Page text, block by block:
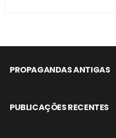
PROPAGANDAS ANTIGAS
PUBLICAÇÕES RECENTES